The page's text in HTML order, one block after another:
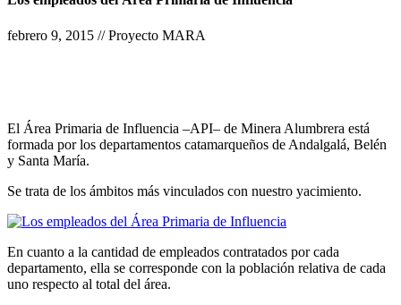
febrero 9, 2015 // Proyecto MARA
El Área Primaria de Influencia –API– de Minera Alumbrera está
formada por los departamentos catamarqueños de Andalgalá, Belén
y Santa María.
Se trata de los ámbitos más vinculados con nuestro yacimiento.
En cuanto a la cantidad de empleados contratados por cada
departamento, ella se corresponde con la población relativa de cada
uno respecto al total del área.